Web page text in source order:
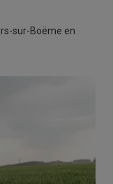
sur-Boëme en